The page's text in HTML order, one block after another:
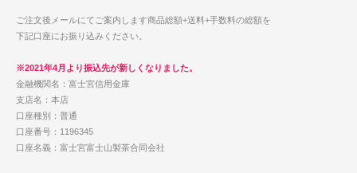
ご注文後メールにてご案内します商品総額+送料+手数料の総額を
下記口座にお振り込みください。
※2021年4月より振込先が新しくなりました。
金融機関名：富士宮信用金庫
支店名：本店
口座種別：普通
口座番号：1196345
口座名義：富士宮富士山製茶合同会社